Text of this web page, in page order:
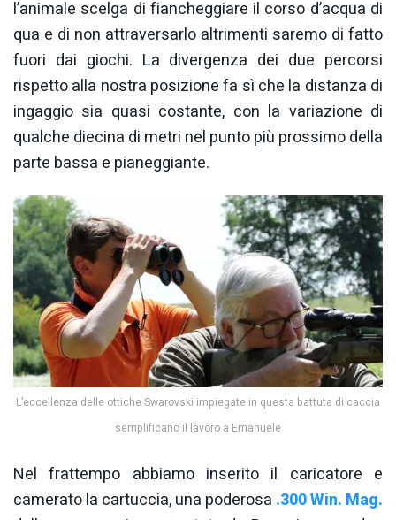
l’animale scelga di fiancheggiare il corso d’acqua di
qua e di non attraversarlo altrimenti saremo di fatto
fuori dai giochi. La divergenza dei due percorsi
rispetto alla nostra posizione fa sì che la distanza di
ingaggio sia quasi costante, con la variazione di
qualche diecina di metri nel punto più prossimo della
parte bassa e pianeggiante.
L’eccellenza delle ottiche Swarovski impiegate in questa battuta di caccia
semplificano il lavoro a Emanuele
Nel frattempo abbiamo inserito il caricatore e
camerato la cartuccia, una poderosa .300 Win. Mag.